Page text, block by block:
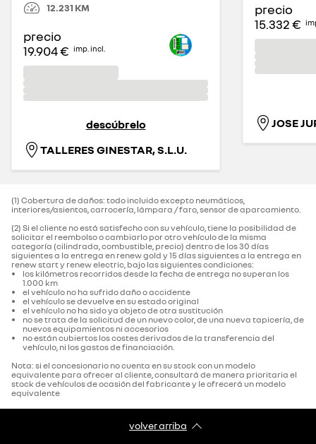
12.231 KM
precio
19.904 € imp. incl.
descúbrelo
TALLERES GINESTAR, S.L.U.
precio
15.332 €
JOSE
(1) Cobertura de daños: todo incluido excepto neumáticos,
interiores/asientos, carrocería, lámpara / faro, sensor de aparcamiento.‌
(2) Si el cliente no está satisfecho con su vehículo, tiene la posibilidad de
solicitar el reembolso o cambiarlo por otro vehículo de la misma
categoría (cilindrada, combustible, precio) dentro de los 30 días
siguientes a la entrega en renew gold y 15 días siguientes a la entrega en
renew start y renew electric, bajo las siguientes condiciones:
los kilómetros recorridos desde la fecha de entrega no superan los
1.000 km
el vehículo no ha sufrido daño o accidente
el vehículo se devuelve en su estado original
el vehículo no ha sido ya objeto de otra sustitución
no se trata de la solicitud de un nuevo color, de una nueva tapicería, de
nuevos equipamientos ni accesorios
no están cubiertos los costes derivados de la transferencia del
vehículo, ni los gastos de financiación.
Nota: si el concesionario no cuenta en su stock con un modelo
equivalente para ofrecer al cliente, consultará de manera prioritaria el
stock de vehículos de ocasión del fabricante y le ofrecerá un modelo
equivalente
volver arriba